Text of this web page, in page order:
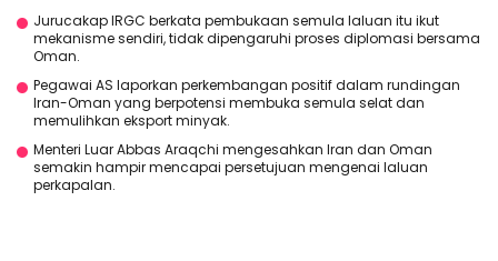
Jurucakap IRGC berkata pembukaan semula laluan itu ikut
mekanisme sendiri, tidak dipengaruhi proses diplomasi bersama
Oman.
Pegawai AS laporkan perkembangan positif dalam rundingan
Iran-Oman yang berpotensi membuka semula selat dan
memulihkan eksport minyak.
Menteri Luar Abbas Araqchi mengesahkan Iran dan Oman
semakin hampir mencapai persetujuan mengenai laluan
perkapalan.